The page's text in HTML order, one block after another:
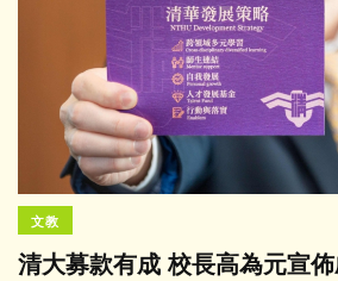
文教
清大募款有成 校長高為元宣